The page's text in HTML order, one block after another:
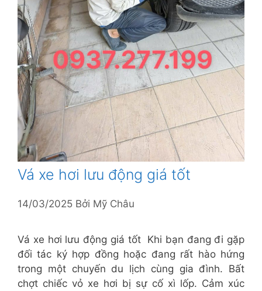
Vá xe hơi lưu động giá tốt
14/03/2025 Bởi Mỹ Châu
Vá xe hơi lưu động giá tốt Khi bạn đang đi gặp
đối tác ký hợp đồng hoặc đang rất hào hứng
trong một chuyến du lịch cùng gia đình. Bất
chợt chiếc vỏ xe hơi bị sự cố xì lốp. Cảm xúc